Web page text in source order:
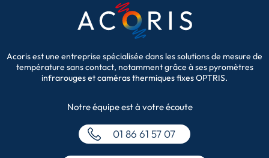
Acoris est une entreprise spécialisée dans les solutions de mesure de
température sans contact, notamment grâce à ses pyromètres
infrarouges et caméras thermiques fixes OPTRIS.
Notre équipeest à votre écoute
01 86 61 57 07